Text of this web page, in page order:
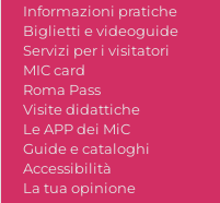
Informazioni pratiche
Biglietti e videoguide
Servizi per i visitatori
MIC card
Roma Pass
Visite didattiche
Le APP dei MiC
Guide e cataloghi
Accessibilità
La tua opinione